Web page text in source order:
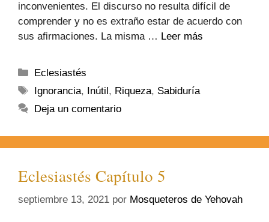
inconvenientes. El discurso no resulta difícil de
comprender y no es extraño estar de acuerdo con
sus afirmaciones. La misma … Leer más
Eclesiastés
Ignorancia, Inútil, Riqueza, Sabiduría
Deja un comentario
Eclesiastés Capítulo 5
septiembre 13, 2021 por Mosqueteros de Yehovah